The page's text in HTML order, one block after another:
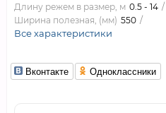
Длину режем в размер, м 0.5 - 14
Ширина полезная, (мм) 550
Все характеристики
Вконтакте Одноклассники